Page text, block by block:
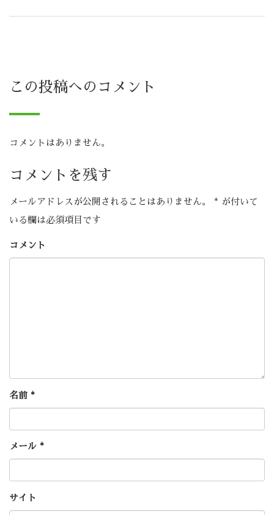
この投稿へのコメント
コメントはありません。
コメントを残す
メールアドレスが公開されることはありません。 * が付いて
いる欄は必須項目です
コメント
名前 *
メール *
サイト